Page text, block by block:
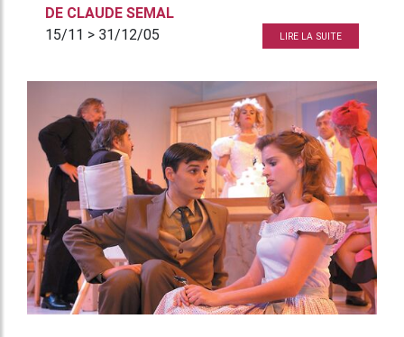
DE CLAUDE SEMAL
15/11 > 31/12/05
LIRE LA SUITE